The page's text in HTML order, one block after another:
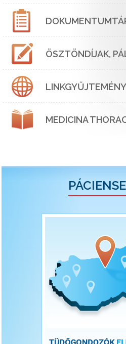
ÖSZTÖNDÍJAK,
LINKGYŰJTEMÉNY
MEDICINA